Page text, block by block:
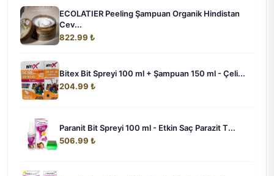
ECOLATIER Peeling Şampuan Organik Hindistan
Cev...
822.99 ₺
Bitex Bit Spreyi 100 ml + Şampuan 150 ml - Çeli...
204.99 ₺
Paranit Bit Spreyi 100 ml - Etkin Saç Parazit T...
506.99 ₺